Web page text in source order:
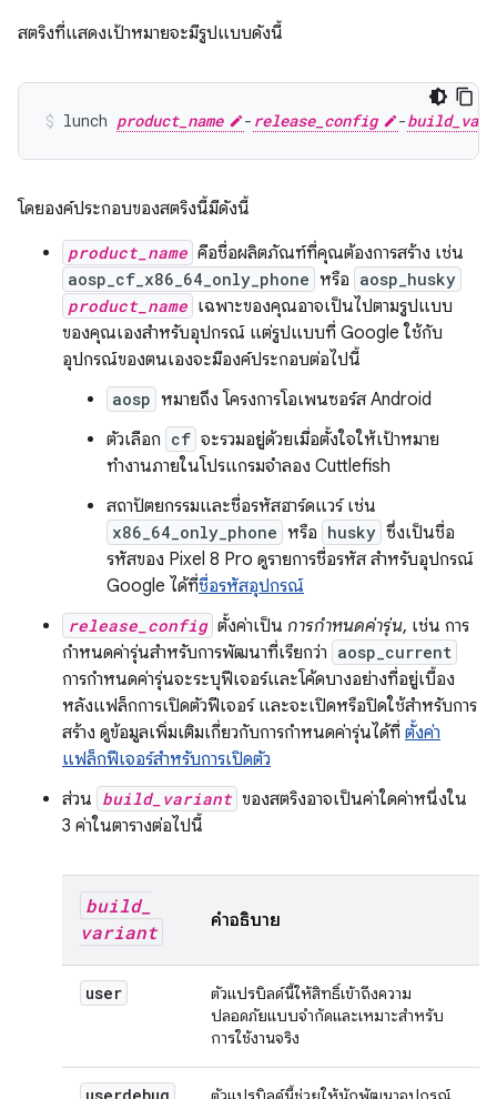
สตริงที่แสดงเป้าหมายจะมีรูปแบบดังนี้
lunch product_name - release_config -
โดยองค์ประกอบของสตริงนี้มีดังนี้
product_name คือชื่อผลิตภัณฑ์ที่คุณต้องการสร้าง เช่น
aosp_cf_x86_64_only_phone หรือ aosp_husky
product_name เฉพาะของคุณอาจเป็นไปตามรูปแบบ
ของคุณเองสำหรับอุปกรณ์ แต่รูปแบบที่ Google ใช้กับ
อุปกรณ์ของตนเองจะมีองค์ประกอบต่อไปนี้
aosp หมายถึง โครงการโอเพนซอร์ส Android
ตัวเลือก cf จะรวมอยู่ด้วยเมื่อตั้งใจให้เป้าหมาย
ทำงานภายในโปรแกรมจำลอง Cuttlefish
สถาปัตยกรรมและชื่อรหัสฮาร์ดแวร์ เช่น
x86_64_only_phone หรือ husky ซึ่งเป็นชื่อ
รหัสของ Pixel 8 Pro ดูรายการชื่อรหัส สำหรับอุปกรณ์
Google ได้ที่ชื่อรหัสอุปกรณ์
release_config ตั้งค่าเป็น การกำหนดค่ารุ่น, เช่น การ
กำหนดค่ารุ่นสำหรับการพัฒนาที่เรียกว่า aosp_current
การกำหนดค่ารุ่นจะระบุฟีเจอร์และโค้ดบางอย่างที่อยู่เบื้อง
หลังแฟล็กการเปิดตัวฟีเจอร์ และจะเปิดหรือปิดใช้สำหรับการ
สร้าง ดูข้อมูลเพิ่มเติมเกี่ยวกับการกำหนดค่ารุ่นได้ที่ ตั้งค่า
แฟล็กฟีเจอร์สำหรับการเปิดตัว
ส่วน build_variant ของสตริงอาจเป็นค่าใดค่าหนึ่งใน
3 ค่าในตารางต่อไปนี้
build_
variant
คำอธิบาย
user
ตัวแปรบิลด์นี้ให้สิทธิ์เข้าถึงความ
ปลอดภัยแบบจำกัดและเหมาะสำหรับ
การใช้งานจริง